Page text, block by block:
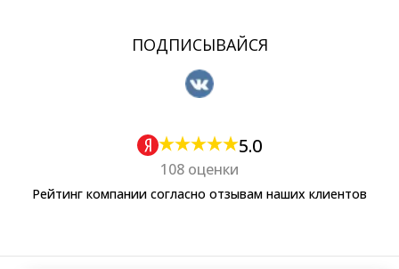
ПОДПИСЫВАЙСЯ
5.0
108 оценки
Рейтинг компании согласно отзывам наших клиентов